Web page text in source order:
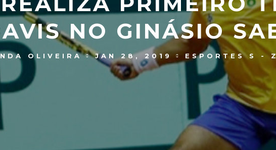
NO GINÁSIO
OLIVEIRA JAN 28, 2019 ESPORTES S - Z